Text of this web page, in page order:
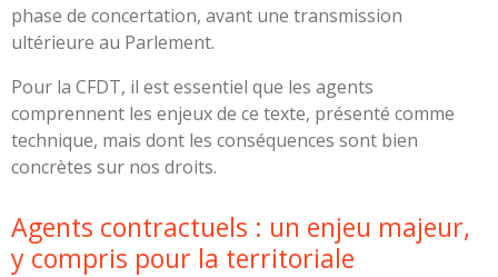
phase de concertation, avant une transmission
ultérieure au Parlement.
Pour la CFDT, il est essentiel que les agents
comprennent les enjeux de ce texte, présenté comme
technique, mais dont les conséquences sont bien
concrètes sur nos droits.
Agents contractuels : un enjeu majeur,
y compris pour la territoriale